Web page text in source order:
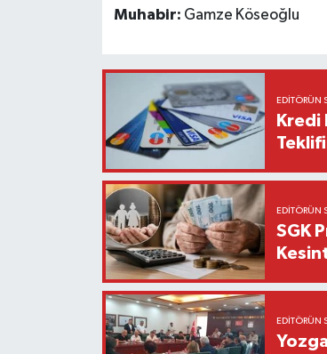
Muhabir: Gamze Köseoğlu
EDITÖRÜN
Kredi
EDITÖRÜN
SGK
EDITÖRÜN